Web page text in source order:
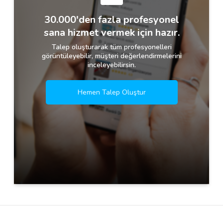
30.000'den fazla profesyonel
sana hizmet vermek için hazır.
Talep oluşturarak tüm profesyonelleri
görüntüleyebilir, müşteri değerlendirmelerini
inceleyebilirsin.
Hemen Talep Oluştur